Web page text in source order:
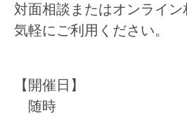
対面相談またはオンライ
気軽にご利用ください。
【開催日】
随時